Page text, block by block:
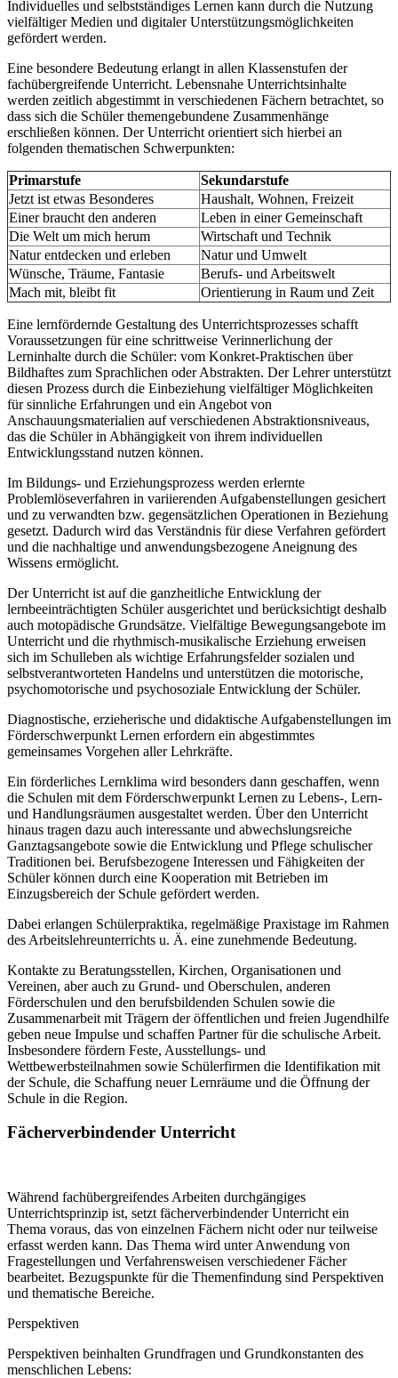
Individuelles und selbstständiges Lernen kann durch die Nutzung
vielfältiger Medien und digitaler Unterstützungsmöglichkeiten
gefördert werden.
Eine besondere Bedeutung erlangt in allen Klassenstufen der
fachübergreifende Unterricht. Lebensnahe Unterrichtsinhalte
werden zeitlich abgestimmt in verschiedenen Fächern betrachtet, so
dass sich die Schüler themengebundene Zusammenhänge
erschließen können. Der Unterricht orientiert sich hierbei an
folgenden thematischen Schwerpunkten:
Primarstufe
Sekundarstufe
Jetzt ist etwas Besonderes
Haushalt, Wohnen, Freizeit
Einer braucht den anderen
Leben in einer Gemeinschaft
Die Welt um mich herum
Wirtschaft und Technik
Natur entdecken und erleben
Natur und Umwelt
Wünsche, Träume, Fantasie
Berufs- und Arbeitswelt
Mach mit, bleibt fit
Orientierung in Raum und Zeit
Eine lernfördernde Gestaltung des Unterrichtsprozesses schafft
Voraussetzungen für eine schrittweise Verinnerlichung der
Lerninhalte durch die Schüler: vom Konkret-Praktischen über
Bildhaftes zum Sprachlichen oder Abstrakten. Der Lehrer unterstützt
diesen Prozess durch die Einbeziehung vielfältiger Möglichkeiten
für sinnliche Erfahrungen und ein Angebot von
Anschauungsmaterialien auf verschiedenen Abstraktionsniveaus,
das die Schüler in Abhängigkeit von ihrem individuellen
Entwicklungsstand nutzen können.
Im Bildungs- und Erziehungsprozess werden erlernte
Problemlöseverfahren in variierenden Aufgabenstellungen gesichert
und zu verwandten bzw. gegensätzlichen Operationen in Beziehung
gesetzt. Dadurch wird das Verständnis für diese Verfahren gefördert
und die nachhaltige und anwendungsbezogene Aneignung des
Wissens ermöglicht.
Der Unterricht ist auf die ganzheitliche Entwicklung der
lernbeeinträchtigten Schüler ausgerichtet und berücksichtigt deshalb
auch motopädische Grundsätze. Vielfältige Bewegungsangebote im
Unterricht und die rhythmisch-musikalische Erziehung erweisen
sich im Schulleben als wichtige Erfahrungsfelder sozialen und
selbstverantworteten Handelns und unterstützen die motorische,
psychomotorische und psychosoziale Entwicklung der Schüler.
Diagnostische, erzieherische und didaktische Aufgabenstellungen im
Förderschwerpunkt Lernen erfordern ein abgestimmtes
gemeinsames Vorgehen aller Lehrkräfte.
Ein förderliches Lernklima wird besonders dann geschaffen, wenn
die Schulen mit dem Förderschwerpunkt Lernen zu Lebens-, Lern-
und Handlungsräumen ausgestaltet werden. Über den Unterricht
hinaus tragen dazu auch interessante und abwechslungsreiche
Ganztagsangebote sowie die Entwicklung und Pflege schulischer
Traditionen bei. Berufsbezogene Interessen und Fähigkeiten der
Schüler können durch eine Kooperation mit Betrieben im
Einzugsbereich der Schule gefördert werden.
Dabei erlangen Schülerpraktika, regelmäßige Praxistage im Rahmen
des Arbeitslehreunterrichts u. Ä. eine zunehmende Bedeutung.
Kontakte zu Beratungsstellen, Kirchen, Organisationen und
Vereinen, aber auch zu Grund- und Oberschulen, anderen
Förderschulen und den berufsbildenden Schulen sowie die
Zusammenarbeit mit Trägern der öffentlichen und freien Jugendhilfe
geben neue Impulse und schaffen Partner für die schulische Arbeit.
Insbesondere fördern Feste, Ausstellungs- und
Wettbewerbsteilnahmen sowie Schülerfirmen die Identifikation mit
der Schule, die Schaffung neuer Lernräume und die Öffnung der
Schule in die Region.
Fächerverbindender Unterricht
Während fachübergreifendes Arbeiten durchgängiges
Unterrichtsprinzip ist, setzt fächerverbindender Unterricht ein
Thema voraus, das von einzelnen Fächern nicht oder nur teilweise
erfasst werden kann. Das Thema wird unter Anwendung von
Fragestellungen und Verfahrensweisen verschiedener Fächer
bearbeitet. Bezugspunkte für die Themenfindung sind Perspektiven
und thematische Bereiche.
Perspektiven
Perspektiven beinhalten Grundfragen und Grundkonstanten des
menschlichen Lebens: